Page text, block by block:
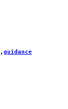
,guidance